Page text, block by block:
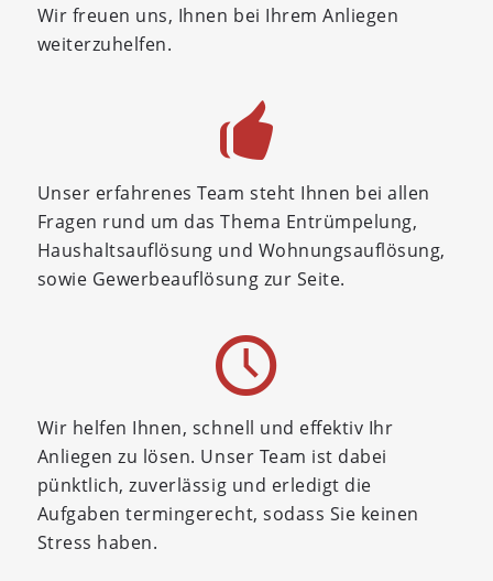
Wir freuen uns, Ihnen bei Ihrem Anliegen
weiterzuhelfen.
Unser erfahrenes Team steht Ihnen bei allen
Fragen rund um das Thema Entrümpelung,
Haushaltsauflösung und Wohnungsauflösung,
sowie Gewerbeauflösung zur Seite.
Wir helfen Ihnen, schnell und effektiv Ihr
Anliegen zu lösen. Unser Team ist dabei
pünktlich, zuverlässig und erledigt die
Aufgaben termingerecht, sodass Sie keinen
Stress haben.